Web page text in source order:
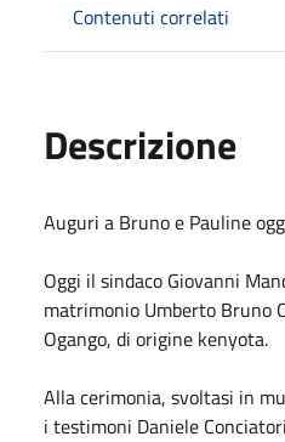
Contenuti correlati
Descrizione
Auguri a Bruno e Pauline
Oggi il sindaco Giovanni
matrimonio Umberto Bruno
Ogango, di origine kenyota.
Alla cerimonia, svoltasi in
i testimoni Daniele